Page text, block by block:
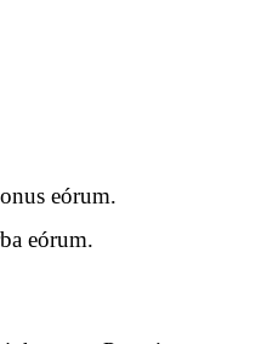
eórum.
eórum.